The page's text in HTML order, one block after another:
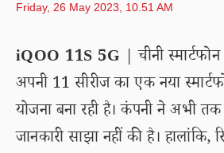
Friday, 26 May 2023, 10.51 AM
iQOO 11S 5G | चीनी
अपनी 11 सीरीज का एक नया
योजना बना रही है। कंपनी ने अभी
जानकारी साझा नहीं की है। हालांकि,